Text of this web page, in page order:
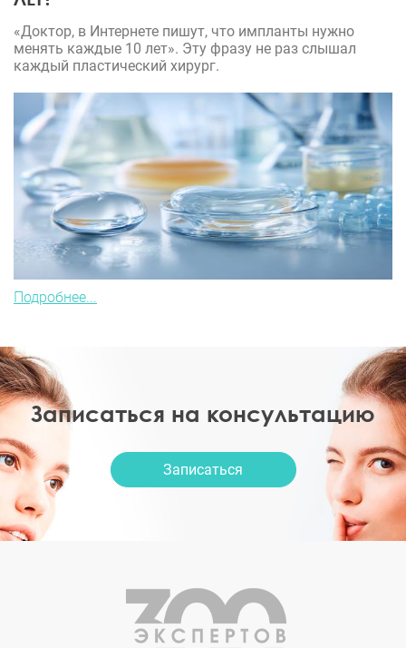
«Доктор, в Интернете пишут, что импланты нужно
менять каждые 10 лет». Эту фразу не раз слышал
каждый пластический хирург.
Подробнее...
Записаться на консультацию
Записаться